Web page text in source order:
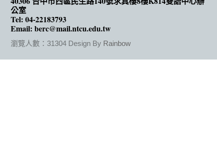
公室
Tel: 04-22183793
Email: berc@mail.ntcu.edu.tw
瀏覽人數：31304 Design By Rainbow